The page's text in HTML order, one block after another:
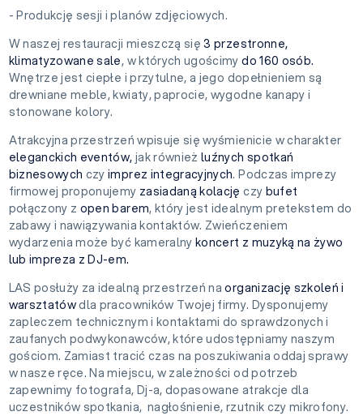
- Produkcję sesji i planów zdjęciowych.
W naszej restauracji mieszczą się 3 przestronne,
klimatyzowane sale, w których ugościmydo 160 osób.
Wnętrze jest ciepłe i przytulne, a jego dopełnieniem są
drewniane meble, kwiaty, paprocie, wygodne kanapy i
stonowane kolory.
Atrakcyjna przestrzeń wpisuje się wyśmienicie w charakter
eleganckich eventów, jak równieżluźnych spotkań
biznesowych czyimprez integracyjnych. Podczas imprezy
firmowej proponujemy zasiadaną kolację czy bufet
połączony z open barem, który jest idealnym pretekstem do
zabawy i nawiązywania kontaktów. Zwieńczeniem
wydarzenia może być kameralnykoncert z muzyką na żywo
lub impreza z DJ-em.
LAS posłuży za idealną przestrzeń naorganizację szkoleń i
warsztatówdla pracowników Twojej firmy. Dysponujemy
zapleczem technicznym i kontaktami do sprawdzonych i
zaufanych podwykonawców, które udostępniamy naszym
gościom. Zamiast tracić czas na poszukiwania oddaj sprawy
w nasze ręce. Na miejscu, w zależności od potrzeb
zapewnimy fotografa, Dj-a, dopasowane atrakcje dla
uczestników spotkania, nagłośnienie, rzutnik czy mikrofony.